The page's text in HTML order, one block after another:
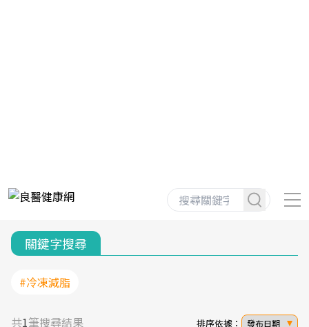
關鍵字搜尋
#冷凍減脂
共1筆搜尋結果 排序依據： 發布日期